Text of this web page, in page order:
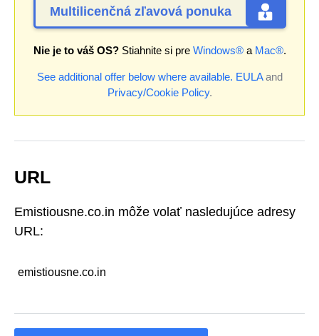
Multilicenčná zľavová ponuka
Nie je to váš OS?Stiahnite si pre Windows®a Mac®.
See additional offer below where available. EULAand
Privacy/Cookie Policy.
URL
Emistiousne.co.in môže volať nasledujúce adresy
URL:
emistiousne.co.in